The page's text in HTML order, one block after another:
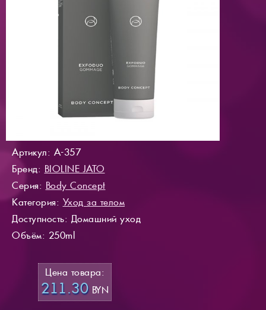
Артикул: A-357
Бренд: BIOLINE JATO
Серия: Body Concept
Категория: Уход за телом
Доступность: Домашний уход
Объём: 250ml
Цена товара:
211.30BYN